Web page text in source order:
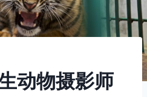
动物摄影师